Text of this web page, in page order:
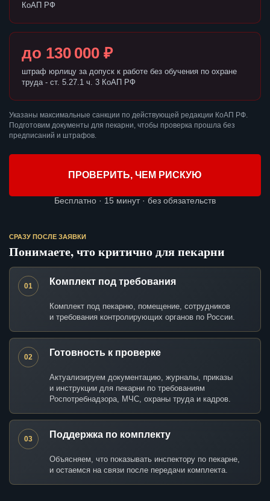
КоАП РФ
до 130 000 ₽
штраф юрлицу за допуск к работе без обучения по охране
труда - ст. 5.27.1 ч. 3 КоАП РФ
Указаны максимальные санкции по действующей редакции КоАП РФ.
Подготовим документы для пекарни, чтобы проверка прошла без
предписаний и штрафов.
ПРОВЕРИТЬ, ЧЕМ РИСКУЮ
Бесплатно · 15 минут · без обязательств
СРАЗУ ПОСЛЕ ЗАЯВКИ
Понимаете, что критично для пекарни
01 Комплект под требования
Комплект под пекарню, помещение, сотрудников
и требования контролирующих органов по России.
02 Готовность к проверке
Актуализируем документацию, журналы, приказы
и инструкции для пекарни по требованиям
Роспотребнадзора, МЧС, охраны труда и кадров.
03 Поддержка по комплекту
Объясняем, что показывать инспектору по пекарне,
и остаемся на связи после передачи комплекта.